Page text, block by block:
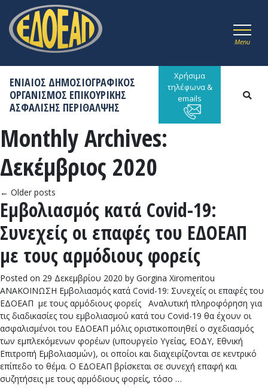
Menu
ΕΝΙΑΙΟΣ ΔΗΜΟΣΙΟΓΡΑΦΙΚΟΣ
ΟΡΓΑΝΙΣΜΟΣ ΕΠΙΚΟΥΡΙΚΗΣ
ΑΣΦΑΛΙΣΗΣ ΠΕΡΙΘΑΛΨΗΣ
Χρήσιμα
τηλέφωνα &
emails
Monthly Archives:
Δεκέμβριος 2020
← Older posts
Εμβολιασμός κατά Covid-19:
Συνεχείς οι επαφές του ΕΔΟΕΑΠ
με τους αρμόδιους φορείς
Posted on 29 Δεκεμβρίου 2020 by Gorgina Xiromeritou
ΑΝΑΚΟΙΝΩΣΗ Εμβολιασμός κατά Covid-19: Συνεχείς οι επαφές του
ΕΔΟΕΑΠ με τους αρμόδιους φορείς Αναλυτική πληροφόρηση για
τις διαδικασίες του εμβολιασμού κατά του Covid-19 θα έχουν οι
ασφαλισμένοι του ΕΔΟΕΑΠ μόλις οριστικοποιηθεί ο σχεδιασμός
των εμπλεκόμενων φορέων (υπουργείο Υγείας, ΕΟΔΥ, Εθνική
Επιτροπή Εμβολιασμών), οι οποίοι και διαχειρίζονται σε κεντρικό
επίπεδο το θέμα. Ο ΕΔΟΕΑΠ βρίσκεται σε συνεχή επαφή και
συζητήσεις με τους αρμόδιους φορείς, τόσο …